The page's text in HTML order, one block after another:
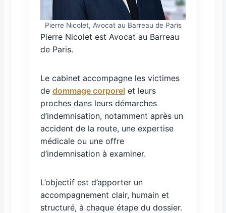
Pierre Nicolet, Avocat au Barreau de Paris
Pierre Nicolet est Avocat au Barreau
de Paris.
Le cabinet accompagne les victimes
de dommage corporel et leurs
proches dans leurs démarches
d’indemnisation, notamment après un
accident de la route, une expertise
médicale ou une offre
d’indemnisation à examiner.
L’objectif est d’apporter un
accompagnement clair, humain et
structuré, à chaque étape du dossier.